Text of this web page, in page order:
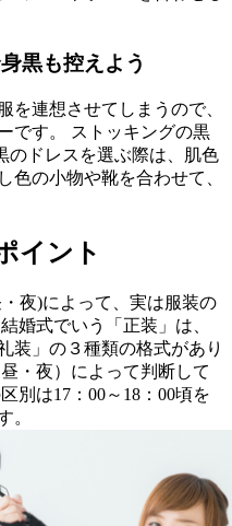
黒も控えよう
を連想させてしまうので、
です。 ストッキングの黒
のドレスを選ぶ際は、肌色
色の小物や靴を合わせて、
イント
夜)によって、実は服装の
婚式でいう「正装」は、
装」の３種類の格式があり
・夜）によって判断して
別は17：00～18：00頃を
。